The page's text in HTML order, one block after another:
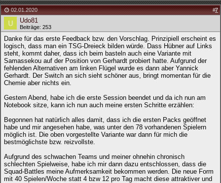
02.01.2020 #7
Udo81
Beiträge: 253
Danke für das erste Feedback bzw. den Vorschlag. Prinzipiell erscheint es
logisch, dass man ein TSG-Dreieck bilden würde. Dass Hübner auf Links
steht, kommt daher, dass ich beim basteln auch eine Variante mit
Samassekou auf der Position von Gerhardt probiert hatte. Aufgrund der
fehlenden Alternativen am linken Flügel wurde es dann aber Yannick
Gerhardt. Der Switch an sich sieht schöner aus, bringt momentan für die
Chemie aber nichts ein.
Gestern Abend, habe ich die erste Session beendet und da ich nun am
Notebook sitze, kann ich nun auch meine ersten Schritte erzählen:
Begonnen hat natürlich alles damit, dass ich die ersten Packs geöffnet
habe und mir angesehen habe, was unter den 78 vorhandenen Spielern
möglich ist. Die oben vorgestellte Variante war dann für mich die
bestmöglichste bzw. reizvollste.
Aufgrund des schwachen Teams und meiner ohnehin chronisch
schlechten Spielweise, habe ich mir dann dazu entschlossen, dass die
Squad-Battles meine Aufmerksamkeit bekommen werden. Die neue Form
mit 40 Spielen/Woche statt 4 bzw 12 pro Tag macht diese attraktiver und